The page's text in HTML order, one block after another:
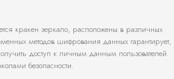
кракен зеркало, расположены в различных
методов шифрования данных гарантирует,
доступ к личным данным пользователей.
безопасности.